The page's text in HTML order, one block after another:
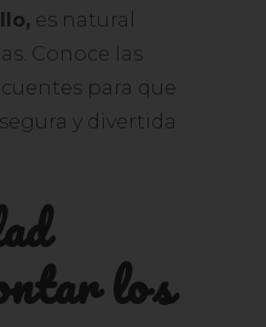
es natural
Conoce las
para que
y divertida
los